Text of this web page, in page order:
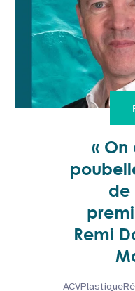
« On
de
Remi
ACVPlastique